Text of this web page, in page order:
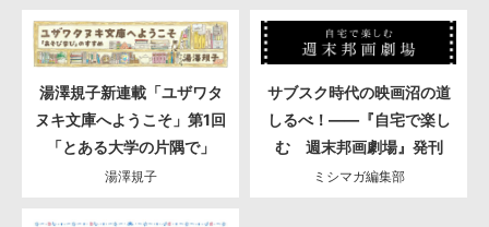
湯澤規子新連載「ユザワタ
ヌキ文庫へようこそ」第1回
「とある大学の片隅で」
湯澤規子
サブスク時代の映画沼の道
しるべ！――『自宅で楽し
む 週末邦画劇場』発刊
ミシマガ編集部